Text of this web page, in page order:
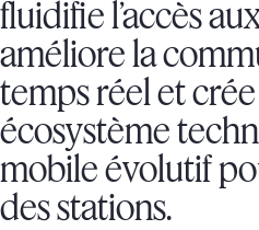
fluidifie l’accès
améliore la
temps réel et
écosystème
mobile évolutif
des stations.